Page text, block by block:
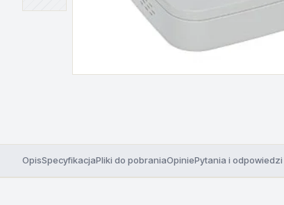
OpisSpecyfikacjaPliki do pobraniaOpiniePytania i odpowiedzi